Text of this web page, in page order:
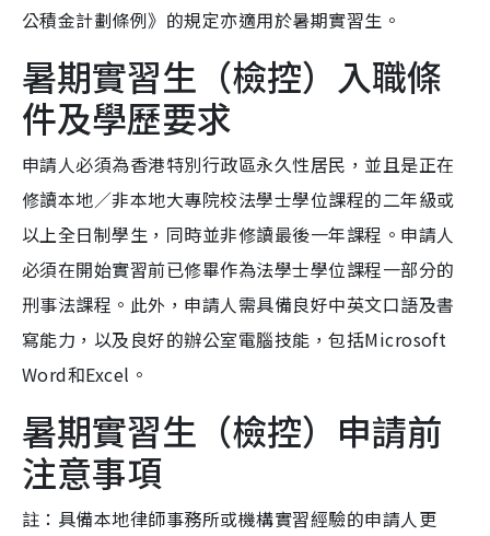
公積金計劃條例》的規定亦適用於暑期實習生。
暑期實習生（檢控）入職條
件及學歷要求
申請人必須為香港特別行政區永久性居民，並且是正在
修讀本地／非本地大專院校法學士學位課程的二年級或
以上全日制學生，同時並非修讀最後一年課程。申請人
必須在開始實習前已修畢作為法學士學位課程一部分的
刑事法課程。此外，申請人需具備良好中英文口語及書
寫能力，以及良好的辦公室電腦技能，包括Microsoft
Word和Excel。
暑期實習生（檢控）申請前
注意事項
註：具備本地律師事務所或機構實習經驗的申請人更